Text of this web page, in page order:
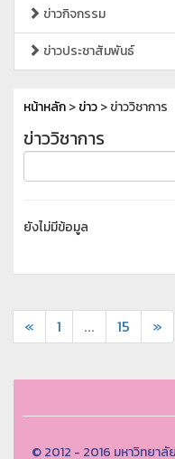
ข่าวกิจกรรม
ข่าวประชาสัมพันธ์
หน้าหลัก>ข่าว> ข่าววิชาการ
ข่าววิชาการ
ยังไม่มีข้อมูล
« 1 ... 15 »
© 2012 - 2016 มหาวิทยา